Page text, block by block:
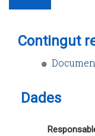
Contingut
Dades